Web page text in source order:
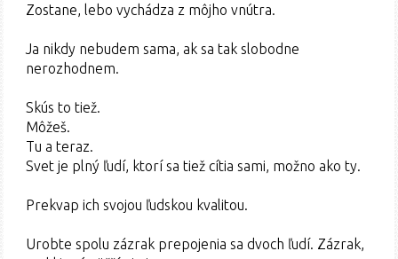
Zostane, lebo vychádza z môjho vnútra.
Ja nikdy nebudem sama, ak sa tak slobodne
nerozhodnem.
Skús to tiež.
Môžeš.
Tu a teraz.
Svet je plný ľudí, ktorí sa tiež cítia sami, možno ako ty.
Prekvap ich svojou ľudskou kvalitou.
Urobte spolu zázrak prepojenia sa dvoch ľudí. Zázrak,